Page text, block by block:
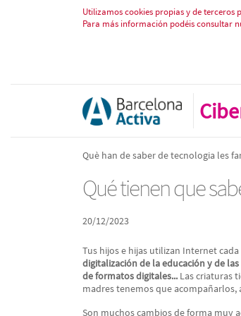
Saltar al contenido
Qué tienen que saber
Utilizamos cookies propias y de
Para más información podéis consultar
Què han de saber de tecnologia les
Qué tienen que
20/12/2023
Tus hijos e hijas utilizan Internet
digitalización de la educación y de
de formatos digitales... Las criaturas
madres tenemos que
Son muchos cambios de forma muy